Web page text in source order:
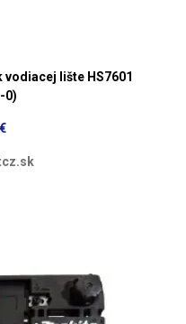
vodiacej lište HS7601
0)